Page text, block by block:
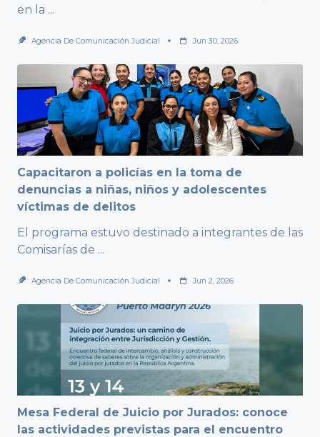
en la ...
Agencia De Comunicación Judicial Jun 30, 2026
Capacitaron a policías en la toma de
denuncias a niñas, niños y adolescentes
víctimas de delitos
El programa estuvo destinado a integrantes de las
Comisarías de ...
Agencia De Comunicación Judicial Jun 2, 2026
Mesa Federal de Juicio por Jurados: conoce
las actividades previstas para el encuentro